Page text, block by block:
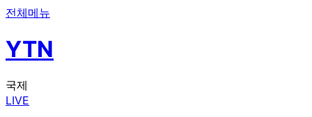
전체메뉴
YTN
국제
LIVE